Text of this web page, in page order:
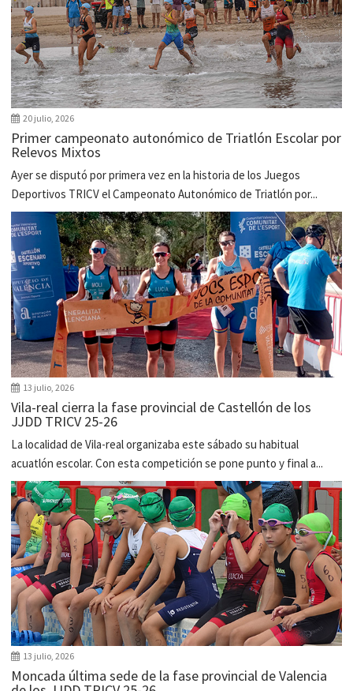
20 julio, 2026
Primer campeonato autonómico de Triatlón Escolar por
Relevos Mixtos
Ayer se disputó por primera vez en la historia de los Juegos
Deportivos TRICV el Campeonato Autonómico de Triatlón por...
13 julio, 2026
Vila-real cierra la fase provincial de Castellón de los
JJDD TRICV 25-26
La localidad de Vila-real organizaba este sábado su habitual
acuatlón escolar. Con esta competición se pone punto y final a...
13 julio, 2026
Moncada última sede de la fase provincial de Valencia